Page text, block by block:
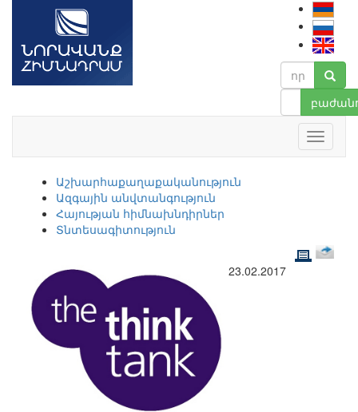
Աշխարհաքաղաքականություն
Ազգային անվտանգություն
Հայության հիմնախնդիրներ
Տնտեսագիտություն
23.02.2017